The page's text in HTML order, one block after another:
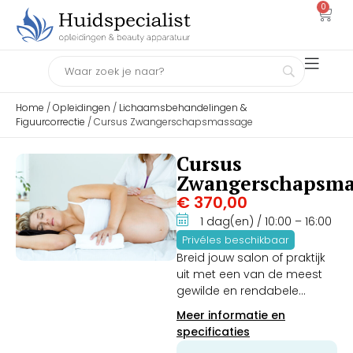
0
Home /Opleidingen / Lichaamsbehandelingen &
Figuurcorrectie / Cursus Zwangerschapsmassage
Cursus
€ 370,00
1 dag(en) / 10:00 – 16:00
Privéles beschikbaar
Breid jouw salon of praktijk
uit met een van de meest
gewilde en rendabele
wellness-specialisaties. In
deze intensieve 1-daagse
praktijkopleiding leer je hoe
Meer informatie en
specificaties